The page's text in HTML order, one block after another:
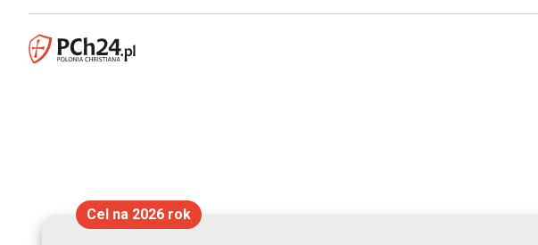
Cel na 2026 rok